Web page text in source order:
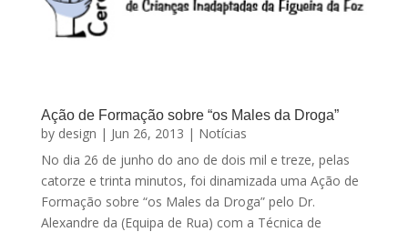
Ação de Formação sobre “os Males da Droga”
by design | Jun 26, 2013 | Notícias
No dia 26 de junho do ano de dois mil e treze, pelas
catorze e trinta minutos, foi dinamizada uma Ação de
Formação sobre “os Males da Droga” pelo Dr.
Alexandre da (Equipa de Rua) com a Técnica de